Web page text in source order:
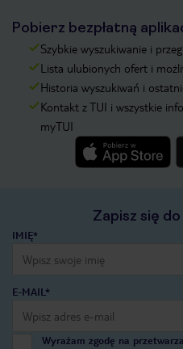
Pobierz bezpłatną
Szybkie wyszukiwanie i
Lista ulubionych ofert i
Historia wyszukiwań i
Kontakt z TUI i wszystkie
myTUI
Zapisz się
IMIĘ*
E-MAIL*
Wyrażam zgodę na